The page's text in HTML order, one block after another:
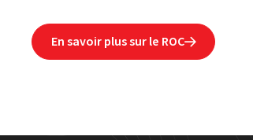
En savoir plus sur le ROC